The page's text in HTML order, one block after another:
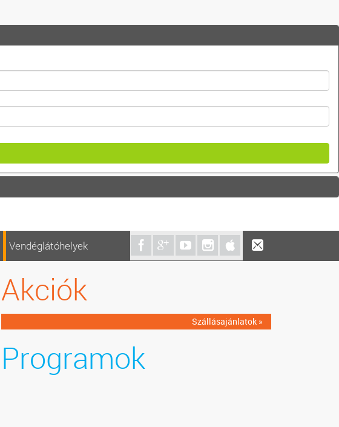
Vendéglátóhelyek
Akciók
Szállásajánlatok »
Programok